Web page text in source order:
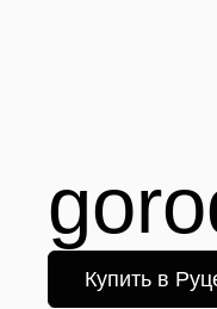
Купить в